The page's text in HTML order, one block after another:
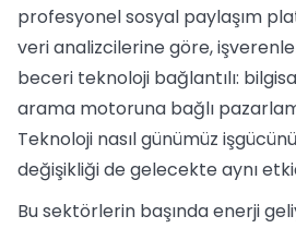
profesyonel sosyal paylaşım
veri analizcilerine göre,
beceri teknoloji bağlantılı:
arama motoruna bağlı
Teknoloji nasıl günümüz
değişikliği de gelecekte aynı
Bu sektörlerin başında enerji